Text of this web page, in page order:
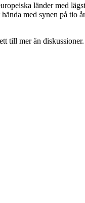
länder med
med synen på
till mer än